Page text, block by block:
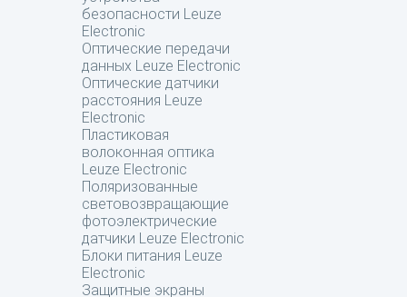
безопасности Leuze
Electronic
Оптические передачи
данных Leuze Electronic
Оптические датчики
расстояния Leuze
Electronic
Пластиковая
волоконная оптика
Leuze Electronic
Поляризованные
световозвращающие
фотоэлектрические
датчики Leuze Electronic
Блоки питания Leuze
Electronic
Защитные экраны